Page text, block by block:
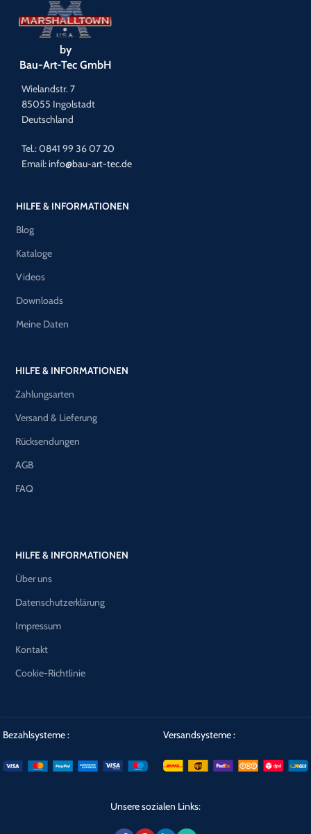
by
Bau-Art-Tec GmbH
Wielandstr. 7
85055 Ingolstadt
Deutschland
Tel.: 0841 99 36 07 20
Email:info@bau-art-tec.de
HILFE & INFORMATIONEN
Blog
Kataloge
Videos
Downloads
Meine Daten
HILFE & INFORMATIONEN
Zahlungsarten
Versand & Lieferung
Rücksendungen
AGB
FAQ
HILFE & INFORMATIONEN
Über uns
Datenschutzerklärung
Impressum
Kontakt
Cookie-Richtlinie
Bezahlsysteme : Versandsysteme :
Unsere sozialen Links: